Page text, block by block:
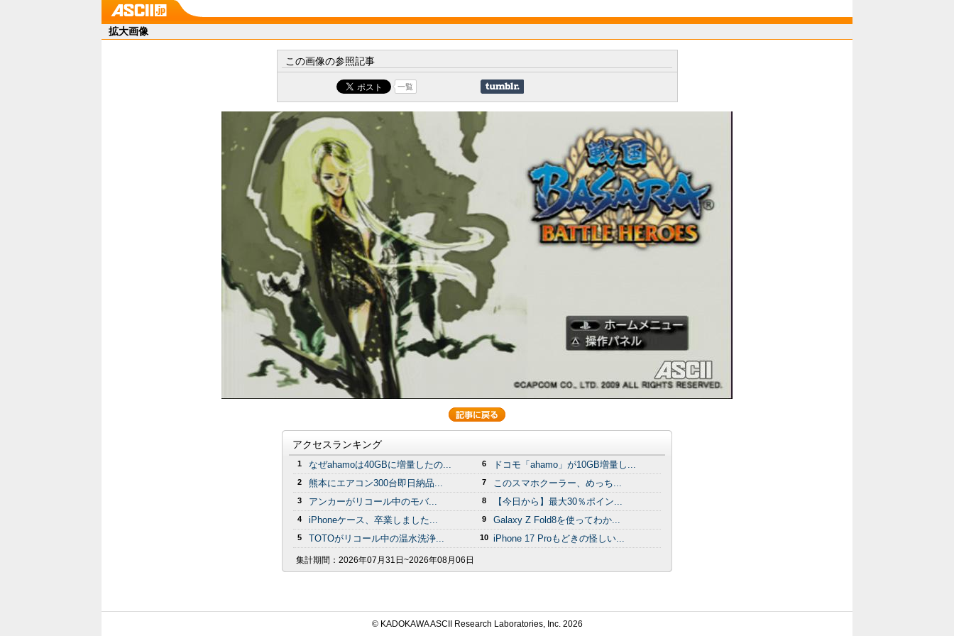
拡大画像
この画像の参照記事
一覧
アクセスランキング
1 なぜahamoは40GBに増量したの...
2 熊本にエアコン300台即日納品...
3 アンカーがリコール中のモバ...
4 iPhoneケース、卒業しました...
5 TOTOがリコール中の温水洗浄...
6 ドコモ「ahamo」が10GB増量し...
7 このスマホクーラー、めっち...
8 【今日から】最大30％ポイン...
9 Galaxy Z Fold8を使ってわか...
10 iPhone 17 Proもどきの怪しい...
集計期間： 2026年07月31日~2026年08月06日
© KADOKAWA ASCII Research Laboratories, Inc. 2026